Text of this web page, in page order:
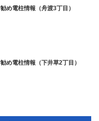
勧め電柱情報（舟渡3丁目）
勧め電柱情報（下井草2丁目）